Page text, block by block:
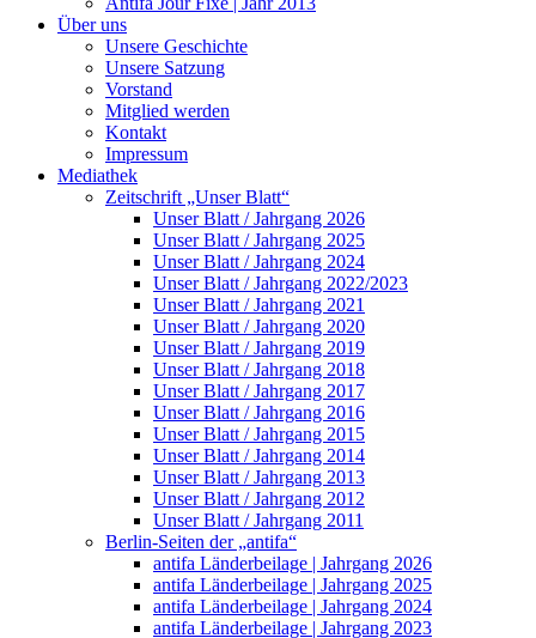
Über uns
Unsere Geschichte
Unsere Satzung
Vorstand
Mitglied werden
Kontakt
Impressum
Mediathek
Zeitschrift „Unser Blatt“
Unser Blatt / Jahrgang 2026
Unser Blatt / Jahrgang 2025
Unser Blatt / Jahrgang 2024
Unser Blatt / Jahrgang 2022/2023
Unser Blatt / Jahrgang 2021
Unser Blatt / Jahrgang 2020
Unser Blatt / Jahrgang 2019
Unser Blatt / Jahrgang 2018
Unser Blatt / Jahrgang 2017
Unser Blatt / Jahrgang 2016
Unser Blatt / Jahrgang 2015
Unser Blatt / Jahrgang 2014
Unser Blatt / Jahrgang 2013
Unser Blatt / Jahrgang 2012
Unser Blatt / Jahrgang 2011
Berlin-Seiten der „antifa“
antifa Länderbeilage | Jahrgang 2026
antifa Länderbeilage | Jahrgang 2025
antifa Länderbeilage | Jahrgang 2024
antifa Länderbeilage | Jahrgang 2023